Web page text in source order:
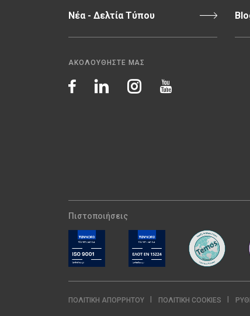
Νέα - Δελτία Τύπου
ΑΚΟΛΟΥΘΗΣΤΕ ΜΑΣ
Πιστοποιήσεις
ΠΟΛΙΤΙΚΉ ΑΠΟΡΡΉΤΟΥ ΠΟΛΙΤΙΚΉ COOKIES